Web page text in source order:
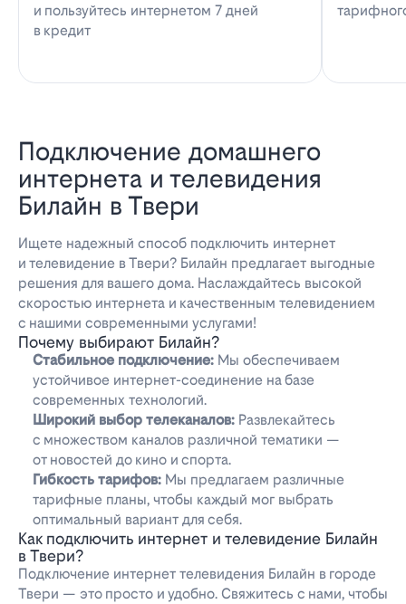
и пользуйтесь интернетом 7 дней
в кредит
Подключение домашнего
интернета и телевидения
Билайн в Твери
Ищете надежный способ подключить интернет
и телевидение в Твери? Билайн предлагает выгодные
решения для вашего дома. Наслаждайтесь высокой
скоростью интернета и качественным телевидением
с нашими современными услугами!
Почему выбирают Билайн?
Стабильное подключение: Мы обеспечиваем
устойчивое интернет-соединение на базе
современных технологий.
Широкий выбор телеканалов: Развлекайтесь
с множеством каналов различной тематики —
от новостей до кино и спорта.
Гибкость тарифов: Мы предлагаем различные
тарифные планы, чтобы каждый мог выбрать
оптимальный вариант для себя.
Как подключить интернет и телевидение Билайн
в Твери?
Подключение интернет телевидения Билайн в городе
Твери — это просто и удобно. Свяжитесь с нами, чтобы